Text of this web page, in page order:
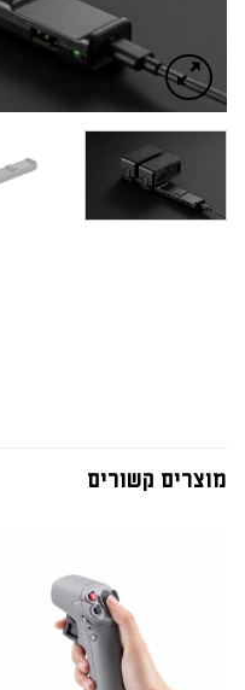
מוצרים קשורים